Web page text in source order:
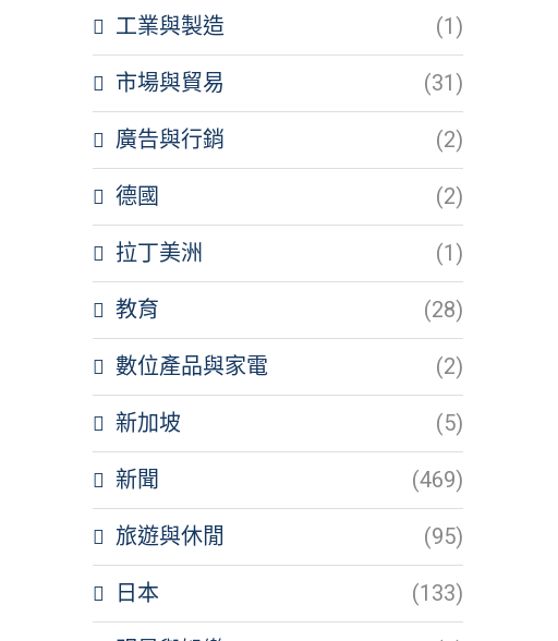
工業與製造 (1)
市場與貿易 (31)
廣告與行銷 (2)
德國 (2)
拉丁美洲 (1)
教育 (28)
數位產品與家電 (2)
新加坡 (5)
新聞 (469)
旅遊與休閒 (95)
日本 (133)